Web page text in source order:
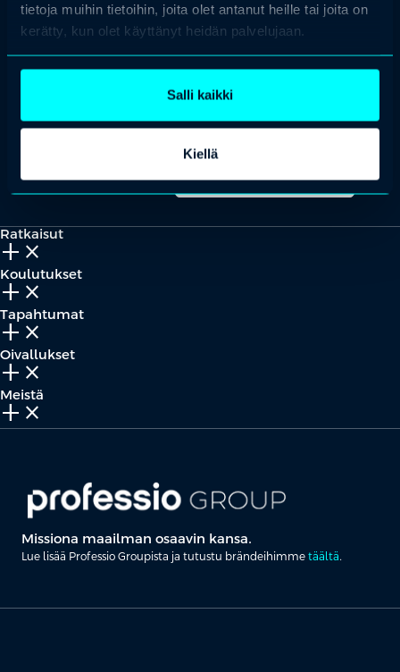
tietoja muihin tietoihin, joita olet antanut heille tai joita on
kerätty, kun olet käyttänyt heidän palvelujaan.
Salli kaikki
Kiellä
OTA YHTEYTTÄ
Keilaranta 1 A, 02150 Espoo
+358 (0)20 780 6220
asiakaspalvelu@professio.fi
Kaikki yhteystiedot Yhteistyökumppaniksi?
Ratkaisut
add_2 close
Koulutukset
add_2 close
Tapahtumat
add_2 close
Oivallukset
add_2 close
Meistä
add_2 close
Missiona maailman osaavin kansa.
Lue lisää Professio Groupista ja tutustu brändeihimme täältä.